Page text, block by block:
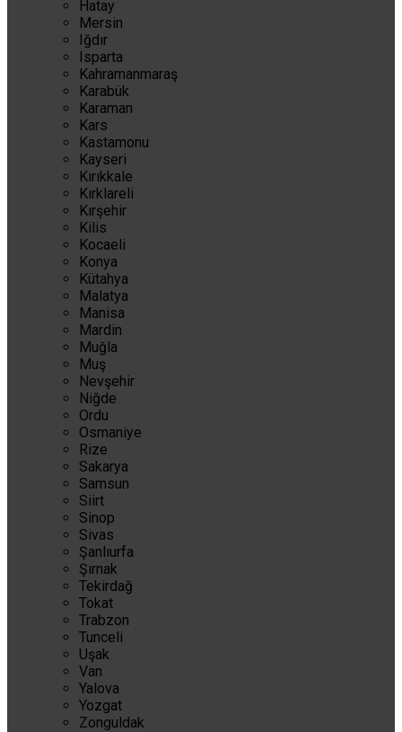
Hatay
Mersin
Iğdır
Isparta
Kahramanmaraş
Karabük
Karaman
Kars
Kastamonu
Kayseri
Kırıkkale
Kırklareli
Kırşehir
Kilis
Kocaeli
Konya
Kütahya
Malatya
Manisa
Mardin
Muğla
Muş
Nevşehir
Niğde
Ordu
Osmaniye
Rize
Sakarya
Samsun
Siirt
Sinop
Sivas
Şanlıurfa
Şırnak
Tekirdağ
Tokat
Trabzon
Tunceli
Uşak
Van
Yalova
Yozgat
Zonguldak